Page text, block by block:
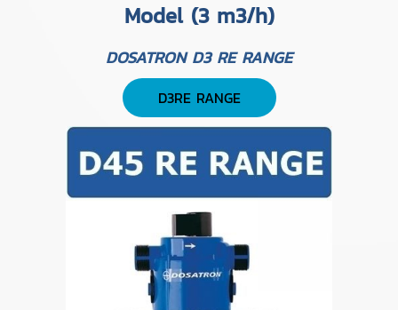
Model (3 m3/h)
DOSATRON D3 RE RANGE
D3RE RANGE